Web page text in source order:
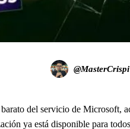
@MasterCrispi
del servicio de Microsoft,
ya está disponible para